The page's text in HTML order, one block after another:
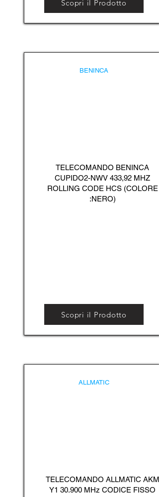
Scopri il Prodotto
BENINCA
TELECOMANDO BENINCA
CUPIDO2-NWV 433,92 MHZ
ROLLING CODE HCS (COLORE
:NERO)
Scopri il Prodotto
ALLMATIC
TELECOMANDO ALLMATIC AKM
Y1 30.900 MHz CODICE FISSO